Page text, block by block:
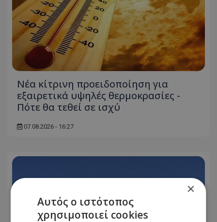
Νέα κίτρινη προειδοποίηση για
εξαιρετικά υψηλές θερμοκρασίες -
Πότε θα τεθεί σε ισχύ
07.08.2026 - 16:27
×
Αυτός ο ιστότοπος
χρησιμοποιεί cookies